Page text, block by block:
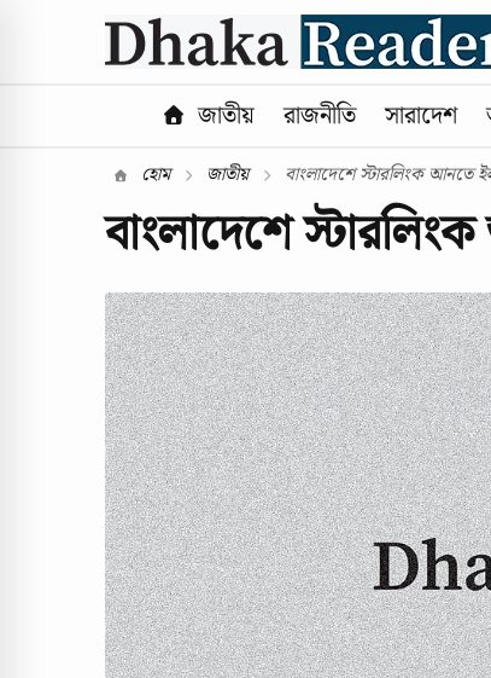
জাতীয় রাজনীতি সারাদেশ
হোম জাতীয় বাংলাদেশে স্টারলিংক আনতে
বাংলাদেশে